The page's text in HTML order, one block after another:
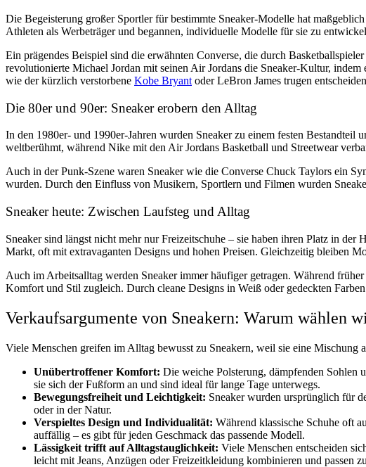
Die Begeisterung großer Sportler für bestimmte Sneaker-Modelle hat
Athleten als Werbeträger und begannen, individuelle Modelle für sie zu
Ein prägendes Beispiel sind die erwähnten Converse, die durch
revolutionierte Michael Jordan mit seinen Air Jordans die Sneaker-Kultur,
wie der kürzlich verstorbene Kobe Bryant oder LeBron James trugen
Die 80er und 90er: Sneaker erobern den Alltag
In den 1980er- und 1990er-Jahren wurden Sneaker zu einem festen
weltberühmt, während Nike mit den Air Jordans Basketball und Streetwear
Auch in der Punk-Szene waren Sneaker wie die Converse Chuck Taylors ein
wurden. Durch den Einfluss von Musikern, Sportlern und Filmen wurden
Sneaker heute: Zwischen Laufsteg und Alltag
Sneaker sind längst nicht mehr nur Freizeitschuhe – sie haben ihren Platz in
Markt, oft mit extravaganten Designs und hohen Preisen. Gleichzeitig bleiben
Auch im Arbeitsalltag werden Sneaker immer häufiger getragen. Während
Komfort und Stil zugleich. Durch cleane Designs in Weiß oder gedeckten
Verkaufsargumente von Sneakern: Warum wählen
Viele Menschen greifen im Alltag bewusst zu Sneakern, weil sie eine
Unübertroffener Komfort: Die weiche Polsterung, dämpfenden Sohlen
sie sich der Fußform an und sind ideal für lange Tage unterwegs.
Bewegungsfreiheit und Leichtigkeit: Sneaker wurden ursprünglich für
oder in der Natur.
Verspieltes Design und Individualität: Während klassische Schuhe oft
auffällig – es gibt für jeden Geschmack das passende Modell.
Lässigkeit trifft auf Alltagstauglichkeit: Viele Menschen entscheiden
leicht mit Jeans, Anzügen oder Freizeitkleidung kombinieren und passen